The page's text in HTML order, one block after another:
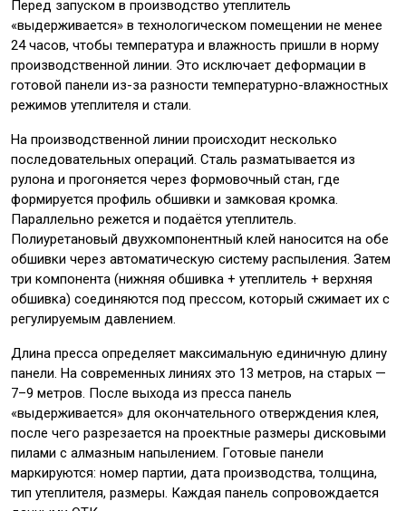
Перед запуском в производство утеплитель
«выдерживается» в технологическом помещении не менее
24 часов, чтобы температура и влажность пришли в норму
производственной линии. Это исключает деформации в
готовой панели из-за разности температурно-влажностных
режимов утеплителя и стали.
На производственной линии происходит несколько
последовательных операций. Сталь разматывается из
рулона и прогоняется через формовочный стан, где
формируется профиль обшивки и замковая кромка.
Параллельно режется и подаётся утеплитель.
Полиуретановый двухкомпонентный клей наносится на обе
обшивки через автоматическую систему распыления. Затем
три компонента (нижняя обшивка + утеплитель + верхняя
обшивка) соединяются под прессом, который сжимает их с
регулируемым давлением.
Длина пресса определяет максимальную единичную длину
панели. На современных линиях это 13 метров, на старых —
7–9 метров. После выхода из пресса панель
«выдерживается» для окончательного отверждения клея,
после чего разрезается на проектные размеры дисковыми
пилами с алмазным напылением. Готовые панели
маркируются: номер партии, дата производства, толщина,
тип утеплителя, размеры. Каждая панель сопровождается